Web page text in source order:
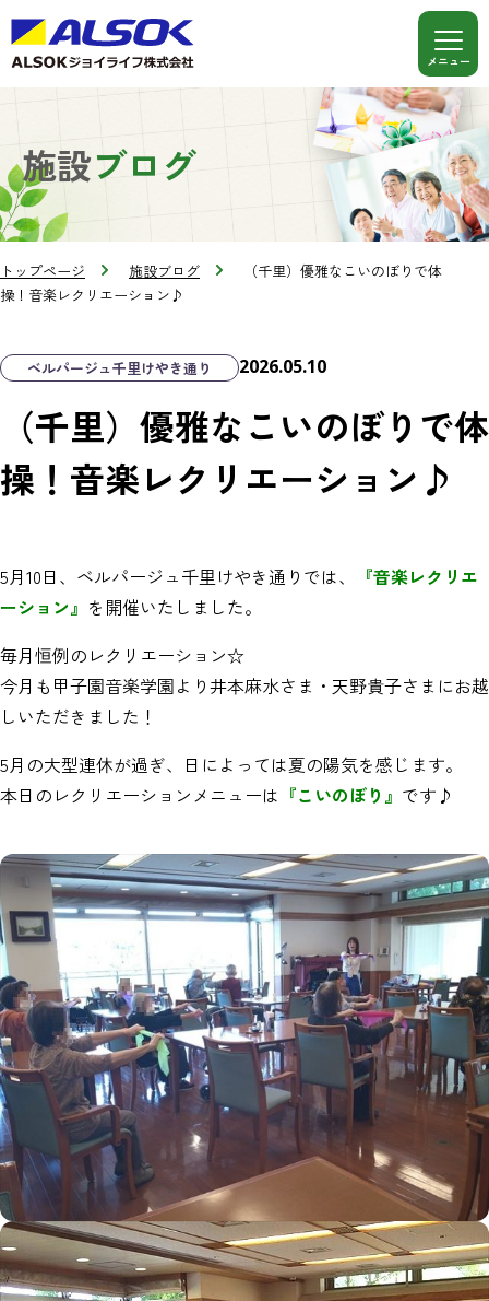
施設ブログ
トップページ 施設ブログ
（千里）優雅なこいのぼりで体
操！音楽レクリエーション♪
ベルパージュ千里けやき通り 2026.05.10
（千里）優雅なこいのぼりで体
操！音楽レクリエーション♪
5月10日、ベルパージュ千里けやき通りでは、
『音楽レクリエ
ーション』 を開催いたしました。
毎月恒例のレクリエーション☆
今月も甲子園音楽学園より井本麻水さま・天野貴子さまにお越
しいただきました！
5月の大型連休が過ぎ、日によっては夏の陽気を感じます。
本日のレクリエーションメニューは 『こいのぼり』 です♪